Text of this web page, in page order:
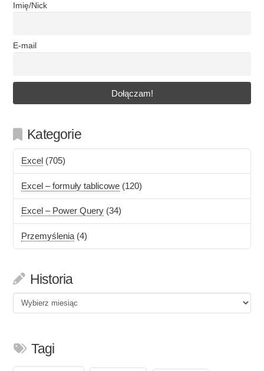
Imię/Nick
E-mail
Kategorie
Excel (705)
Excel – formuły tablicowe (120)
Excel – Power Query (34)
Przemyślenia (4)
Historia
Historia
Tagi